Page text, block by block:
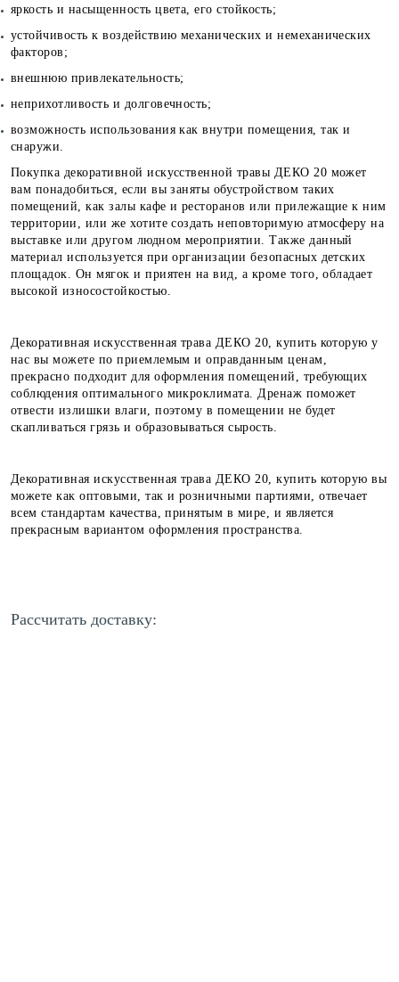
яркость и насыщенность цвета, его стойкость;
устойчивость к воздействию механических и немеханических
факторов;
внешнюю привлекательность;
неприхотливость и долговечность;
возможность использования как внутри помещения, так и
снаружи.
Покупка декоративной искусственной травы ДЕКО 20 может
вам понадобиться, если вы заняты обустройством таких
помещений, как залы кафе и ресторанов или прилежащие к ним
территории, или же хотите создать неповторимую атмосферу на
выставке или другом людном мероприятии. Также данный
материал используется при организации безопасных детских
площадок. Он мягок и приятен на вид, а кроме того, обладает
высокой износостойкостью.
Декоративная искусственная трава ДЕКО 20, купить которую у
нас вы можете по приемлемым и оправданным ценам,
прекрасно подходит для оформления помещений, требующих
соблюдения оптимального микроклимата. Дренаж поможет
отвести излишки влаги, поэтому в помещении не будет
скапливаться грязь и образовываться сырость.
Декоративная искусственная трава ДЕКО 20, купить которую вы
можете как оптовыми, так и розничными партиями, отвечает
всем стандартам качества, принятым в мире, и является
прекрасным вариантом оформления пространства.
Рассчитать доставку: